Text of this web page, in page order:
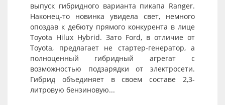
выпуск гибридного варианта пикапа Ranger.
Наконец-то новинка увидела свет, немного
опоздав к дебюту прямого конкурента в лице
Toyota Hilux Hybrid. Зато Ford, в отличие от
Toyota, предлагает не стартер-генератор, а
полноценный гибридный агрегат с
возможностью подзарядки от электросети.
Гибрид объединяет в своем составе 2,3-
литровую бензиновую...